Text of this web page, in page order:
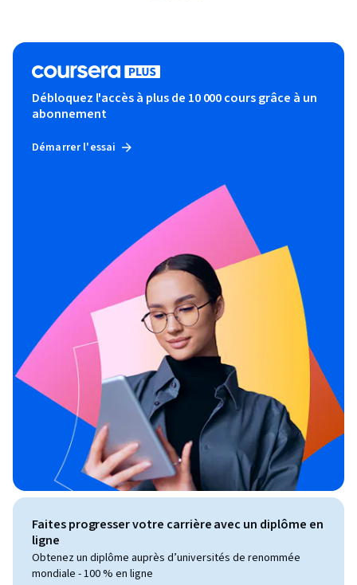
Débloquez l'accès à plus de 10 000 cours grâce à un
abonnement
Démarrer l'essai
Faites progresser votre carrière avec un diplôme en
ligne
Obtenez un diplôme auprès d’universités de renommée
mondiale - 100 % en ligne